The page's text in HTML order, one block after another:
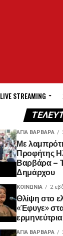
LIVE STREAMING
ΑΓΙΑ ΒΑΡΒΑΡΑ
Με
Προφήτης
Βαρβάρα –
Δημάρχου
ΚΟΙΝΩΝΊΑ 2
Θλίψη στο
«Έφυγε»
ΑΓΙΑ ΒΑΡΒΑΡΑ